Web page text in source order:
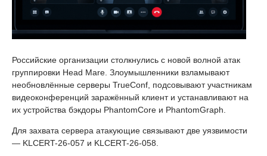
Российские организации столкнулись с новой волной атак
группировки Head Mare. Злоумышленники взламывают
необновлённые серверы TrueConf, подсовывают участникам
видеоконференций заражённый клиент и устанавливают на
их устройства бэкдоры PhantomCore и PhantomGraph.
Для захвата сервера атакующие связывают две уязвимости
— KLCERT-26-057 и KLCERT-26-058.